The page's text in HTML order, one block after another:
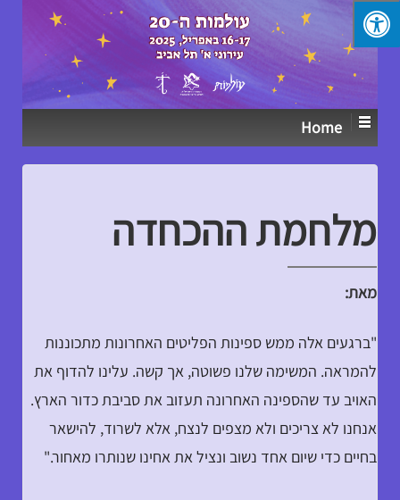
↓
SKIP
TO
CONTENT
Home
מלחמת ההכחדה
מאת:
"ברגעים אלה ממש ספינות הפליטים האחרונות מתכוננות
להמראה. המשימה שלנו פשוטה, אך קשה. עלינו להדוף את
האויב עד שהספינה האחרונה תעזוב את סביבת כדור הארץ.
אנחנו לא צריכים ולא מצפים לנצח, אלא לשרוד, להישאר
בחיים כדי שיום אחד נשוב ונציל את אחינו שנותרו מאחור."